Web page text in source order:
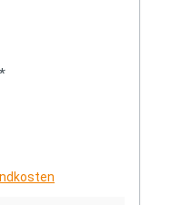
Informationen zum EU-